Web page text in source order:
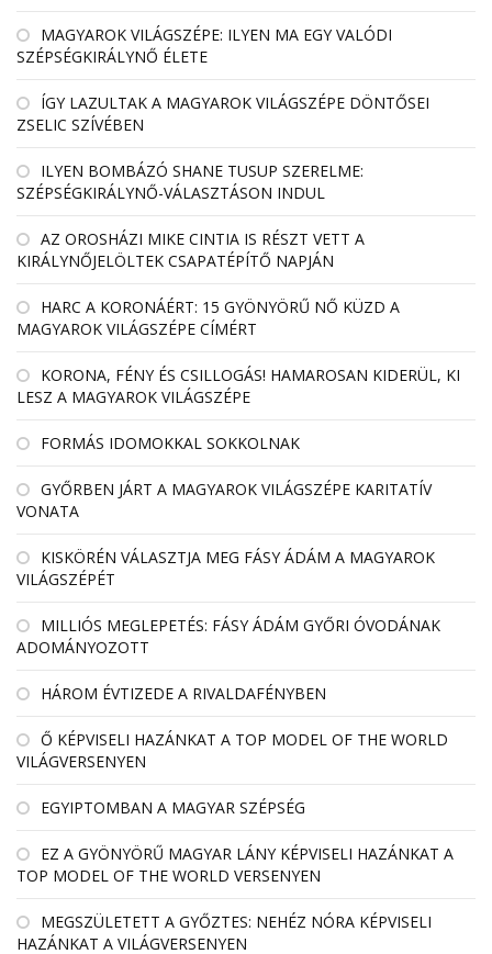
MAGYAROK VILÁGSZÉPE: ILYEN MA EGY VALÓDI
SZÉPSÉGKIRÁLYNŐ ÉLETE
ÍGY LAZULTAK A MAGYAROK VILÁGSZÉPE DÖNTŐSEI
ZSELIC SZÍVÉBEN
ILYEN BOMBÁZÓ SHANE TUSUP SZERELME:
SZÉPSÉGKIRÁLYNŐ-VÁLASZTÁSON INDUL
AZ OROSHÁZI MIKE CINTIA IS RÉSZT VETT A
KIRÁLYNŐJELÖLTEK CSAPATÉPÍTŐ NAPJÁN
HARC A KORONÁÉRT: 15 GYÖNYÖRŰ NŐ KÜZD A
MAGYAROK VILÁGSZÉPE CÍMÉRT
KORONA, FÉNY ÉS CSILLOGÁS! HAMAROSAN KIDERÜL, KI
LESZ A MAGYAROK VILÁGSZÉPE
FORMÁS IDOMOKKAL SOKKOLNAK
GYŐRBEN JÁRT A MAGYAROK VILÁGSZÉPE KARITATÍV
VONATA
KISKÖRÉN VÁLASZTJA MEG FÁSY ÁDÁM A MAGYAROK
VILÁGSZÉPÉT
MILLIÓS MEGLEPETÉS: FÁSY ÁDÁM GYŐRI ÓVODÁNAK
ADOMÁNYOZOTT
HÁROM ÉVTIZEDE A RIVALDAFÉNYBEN
Ő KÉPVISELI HAZÁNKAT A TOP MODEL OF THE WORLD
VILÁGVERSENYEN
EGYIPTOMBAN A MAGYAR SZÉPSÉG
EZ A GYÖNYÖRŰ MAGYAR LÁNY KÉPVISELI HAZÁNKAT A
TOP MODEL OF THE WORLD VERSENYEN
MEGSZÜLETETT A GYŐZTES: NEHÉZ NÓRA KÉPVISELI
HAZÁNKAT A VILÁGVERSENYEN